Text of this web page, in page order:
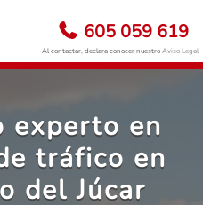
605 059 619
Al contactar, declara conocer nuestroAviso Legal
experto en
tráfico en
del Júcar